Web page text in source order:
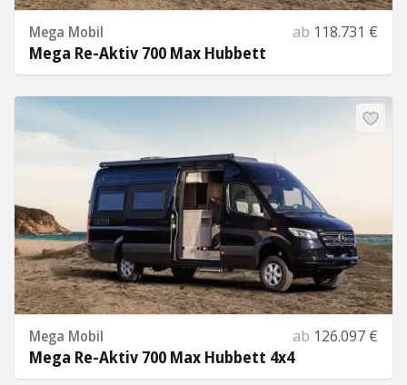
Mega Mobil ab 118.731 €
Mega Re-Aktiv 700 Max Hubbett
Mega Mobil ab 126.097 €
Mega Re-Aktiv 700 Max Hubbett 4x4